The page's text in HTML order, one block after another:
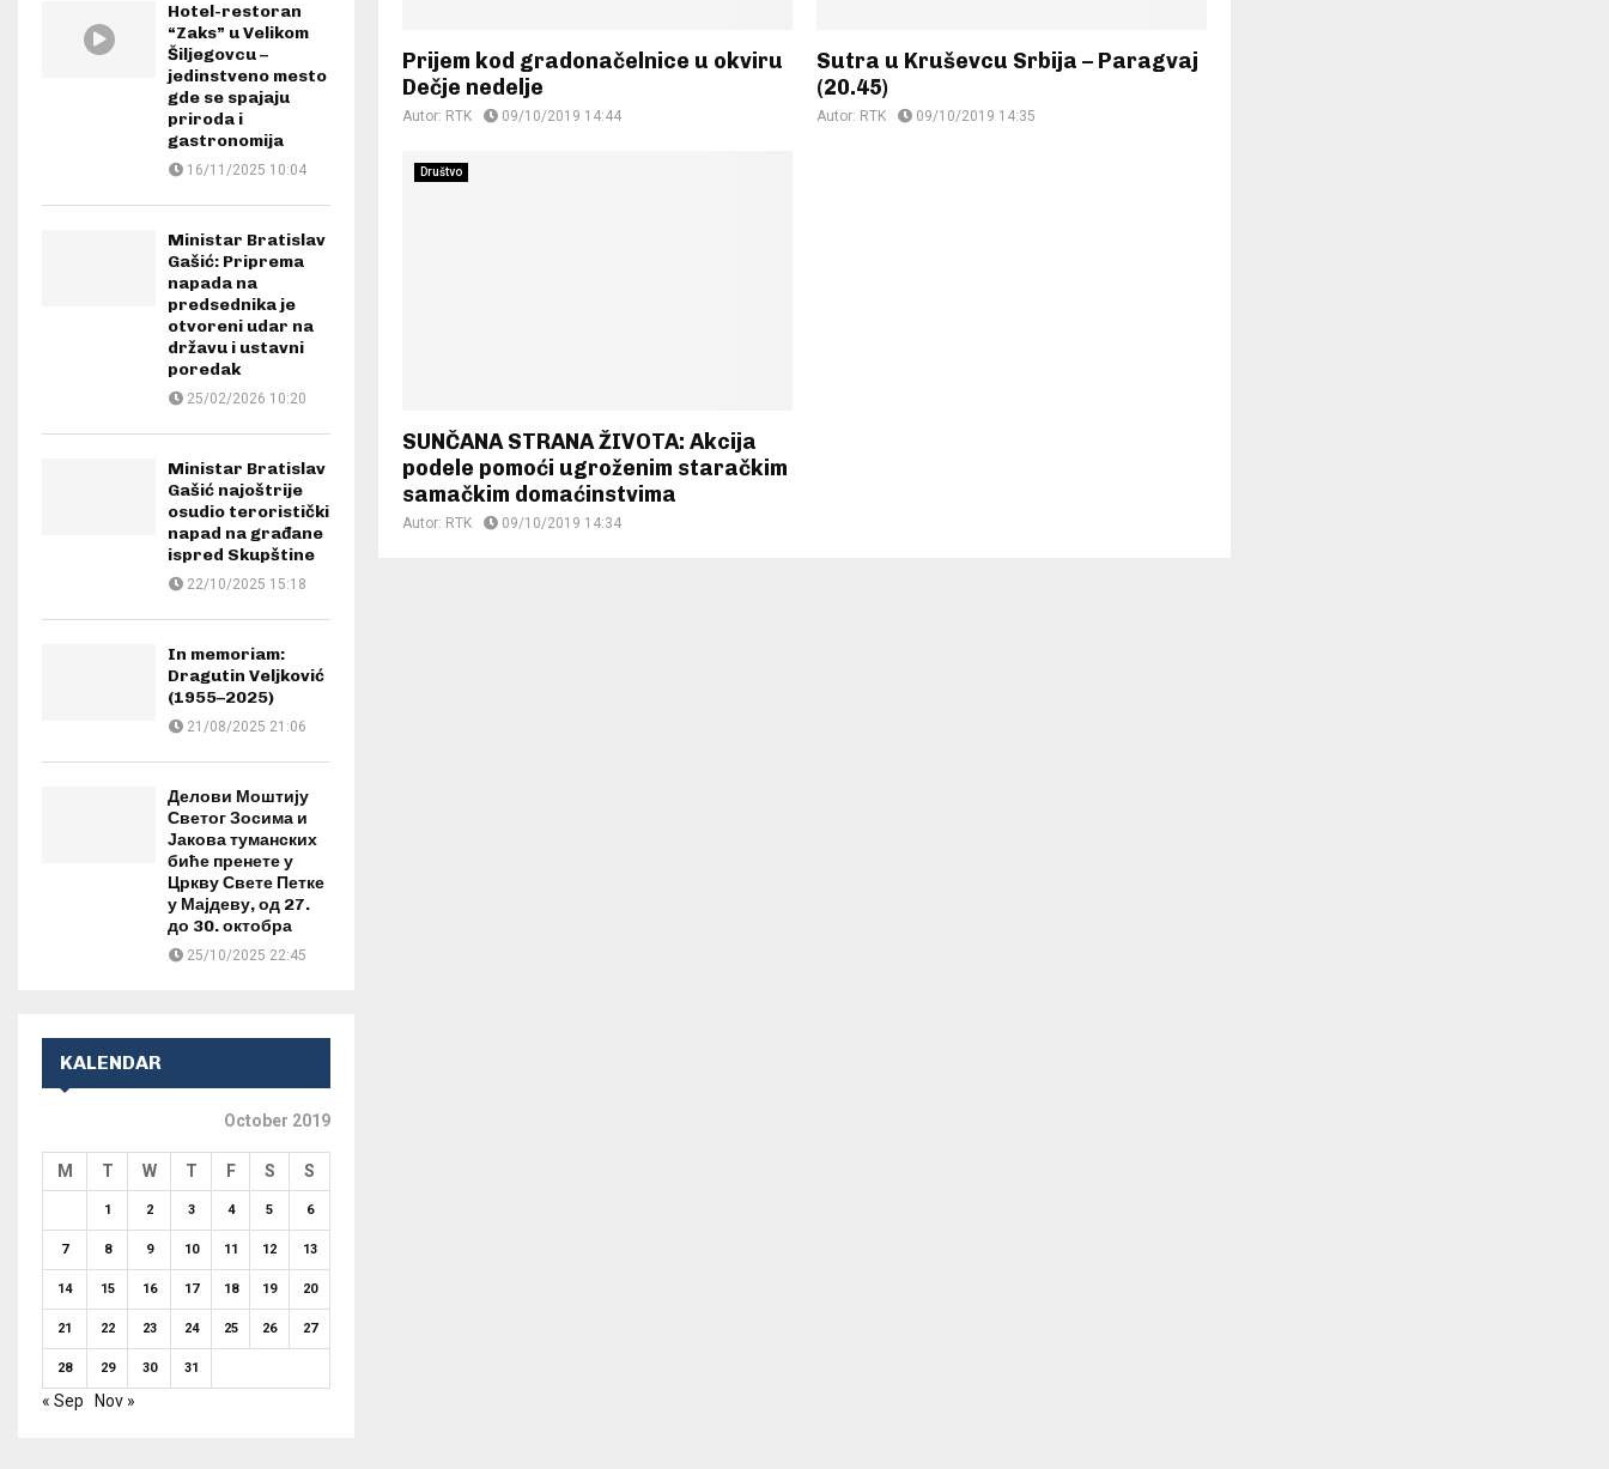
Prijem kod gradonačelnice u okviru
Dečje nedelje
Autor: RTK 09/10/2019 14:44
Sutra u Kruševcu Srbija – Paragvaj
(20.45)
Autor: RTK 09/10/2019 14:35
Društvo
SUNČANA STRANA ŽIVOTA: Akcija
podele pomoći ugroženim staračkim
samačkim domaćinstvima
Autor: RTK 09/10/2019 14:34
Hotel-restoran
“Zaks” u Velikom
Šiljegovcu –
jedinstveno mesto
gde se spajaju
priroda i
gastronomija
16/11/2025 10:04
Ministar Bratislav
Gašić: Priprema
napada na
predsednika je
otvoreni udar na
državu i ustavni
poredak
25/02/2026 10:20
Ministar Bratislav
Gašić najoštrije
osudio teroristički
napad na građane
ispred Skupštine
22/10/2025 15:18
In memoriam:
Dragutin Veljković
(1955–2025)
21/08/2025 21:06
Делови Моштију
Светог Зосима и
Јакова туманских
биће пренете у
Цркву Свете Петке
у Мајдеву, од 27.
до 30. октобра
25/10/2025 22:45
KALENDAR
October 2019
M T W T F S S
1 2 3 4 5 6
7 8 9 10 11 12 13
14 15 16 17 18 19 20
21 22 23 24 25 26 27
28 29 30 31
« Sep Nov »